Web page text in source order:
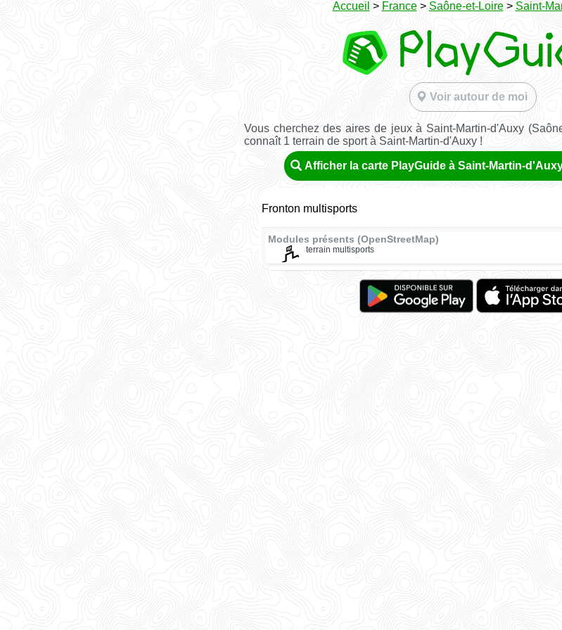
Accueil > France> Saône-et-Loire> Saint-
Voir autour de moi
Vous cherchez des aires de jeux à Saint-Martin-d'Auxy
connaît 1 terrain de sport à Saint-Martin-d'Auxy !
Afficher la carte PlayGuide à Saint-Martin-
Fronton multisports
Modules présents (OpenStreetMap)
terrain multisports